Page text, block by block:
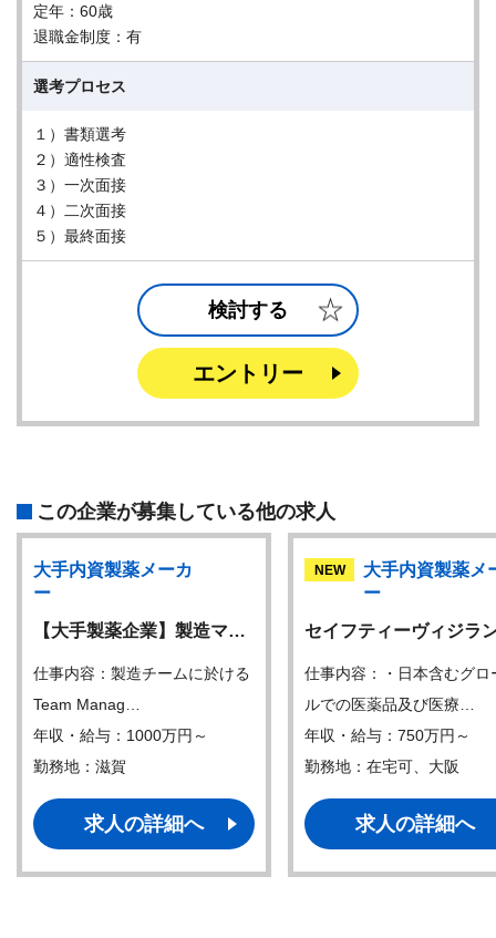
定年：60歳
退職金制度：有
選考プロセス
１）書類選考
２）適性検査
３）一次面接
４）二次面接
５）最終面接
検討する
エントリー
この企業が募集している他の求人
大手内資製薬メーカ
ー
【大手製薬企業】製造マ…
仕事内容：製造チームに於ける
Team Manag…
年収・給与：1000万円～
勤務地：滋賀
求人の詳細へ
NEW
大手内資製薬メ
ー
セイフティーヴィジラ
仕事内容：・日本含むグロ
ルでの医薬品及び医療…
年収・給与：750万円～
勤務地：在宅可、大阪
求人の詳細へ